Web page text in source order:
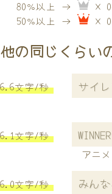
80％以上 →
×
50％以上 →
×
他の同じくらい
6.6文字/秒 サイ
6.1文字/秒
アニ
6.0文字/秒 みん